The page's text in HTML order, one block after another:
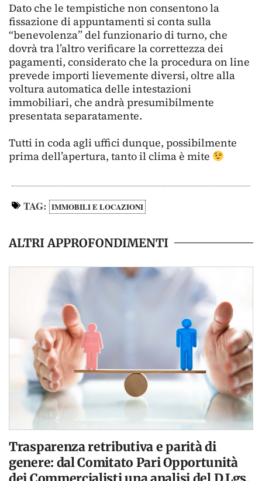
Dato che le tempistiche non consentono la
fissazione di appuntamenti si conta sulla
“benevolenza” del funzionario di turno, che
dovrà tra l’altro verificare la correttezza dei
pagamenti, considerato che la procedura on line
prevede importi lievemente diversi, oltre alla
voltura automatica delle intestazioni
immobiliari, che andrà presumibilmente
presentata separatamente.
Tutti in coda agli uffici dunque, possibilmente
prima dell’apertura, tanto il clima è mite
TAG: IMMOBILI E LOCAZIONI
ALTRI APPROFONDIMENTI
Trasparenza retributiva e parità di
genere: dal Comitato Pari Opportunità